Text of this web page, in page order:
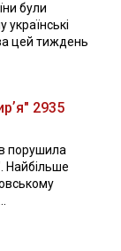
були
цей тиждень
2935
порушила
Найбільше